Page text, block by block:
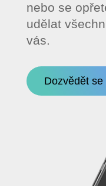
nebo se
udělat
vás.
Dozvědět se